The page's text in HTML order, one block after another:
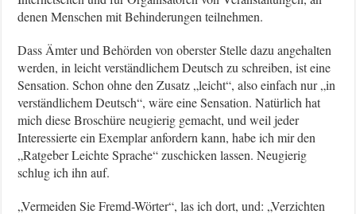
denen Menschen mit Behinderungen teilnehmen.
Dass Ämter und Behörden von oberster Stelle dazu angehalten
werden, in leicht verständlichem Deutsch zu schreiben, ist eine
Sensation. Schon ohne den Zusatz „leicht“, also einfach nur „in
verständlichem Deutsch“, wäre eine Sensation. Natürlich hat
mich diese Broschüre neugierig gemacht, und weil jeder
Interessierte ein Exemplar anfordern kann, habe ich mir den
„Ratgeber Leichte Sprache“ zuschicken lassen. Neugierig
schlug ich ihn auf.
„Vermeiden Sie Fremd-Wörter“, las ich dort, und: „Verzichten